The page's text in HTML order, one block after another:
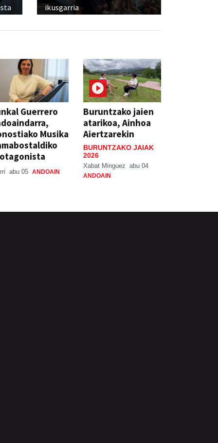
ikusgarria
Guerrero
Musika
abu 05 ANDOAIN
Buruntzako jaien
atarikoa, Ainhoa
Aiertzarekin
BURUNTZAKO JAIAK
2026
Xabat Minguez abu 04
ANDOAIN